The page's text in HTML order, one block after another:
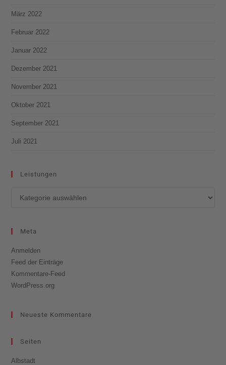
März 2022
Februar 2022
Januar 2022
Dezember 2021
November 2021
Oktober 2021
September 2021
Juli 2021
Leistungen
Meta
Anmelden
Feed der Einträge
Kommentare-Feed
WordPress.org
Neueste Kommentare
Seiten
Albstadt